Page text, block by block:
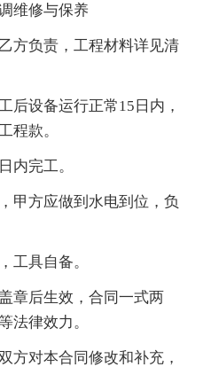
维修与保养
方负责，工程材料详见清
后设备运行正常15日内，
程款。
内完工。
甲方应做到水电到位，负
工具自备。
章后生效，合同一式两
法律效力。
方对本合同修改和补充，